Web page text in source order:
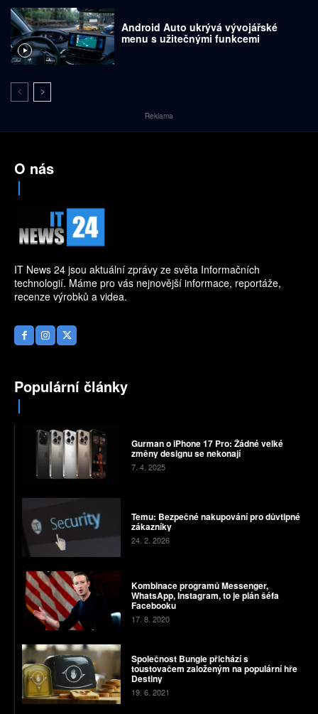
Android Auto ukrývá vývojářské
menu s užitečnými funkcemi
Reklama
O nás
IT News 24 jsou aktuální zprávy ze světa Informačních
technologií. Máme pro vás nejnovější informace, reportáže,
recenze výrobků a videa.
Populární články
Gurman o iPhone 17 Pro: Žádné velké
změny designu se nekonají
7. 4. 2025
Temu: Bezpečné nakupování pro důvtipné
zákazníky
24. 2. 2026
Kombinace programů Messenger,
WhatsApp, Instagram, to je plán šéfa
Facebooku
17. 8. 2020
Společnost Bungie přichází s
toustovačem založeným na populární hře
Destiny
19. 6. 2021